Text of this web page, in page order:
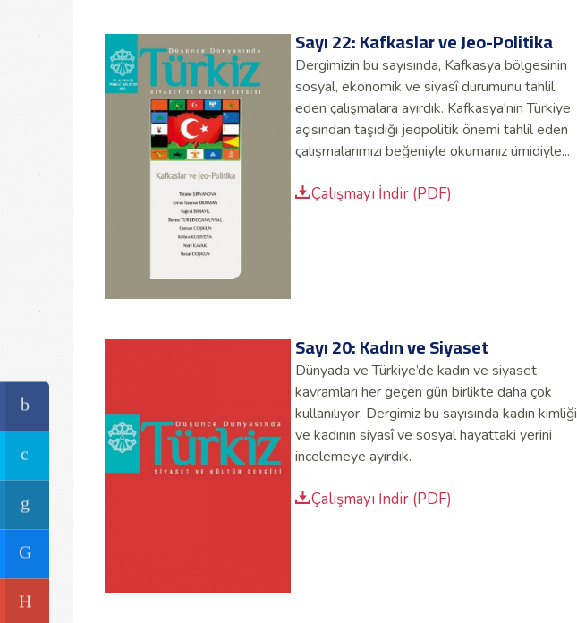
Sayı 22: Kafkaslar ve Jeo-Politika
Dergimizin bu sayısında, Kafkasya bölgesinin
sosyal, ekonomik ve siyasî durumunu tahlil
eden çalışmalara ayırdık. Kafkasya'nın Türkiye
açısından taşıdığı jeopolitik önemi tahlil eden
çalışmalarımızı beğeniyle okumanız ümidiyle...
Çalışmayı İndir (PDF)
Sayı 20: Kadın ve Siyaset
Dünyada ve Türkiye’de kadın ve siyaset
kavramları her geçen gün birlikte daha çok
kullanılıyor. Dergimiz bu sayısında kadın kimliği
ve kadının siyasî ve sosyal hayattaki yerini
incelemeye ayırdık.
Çalışmayı İndir (PDF)